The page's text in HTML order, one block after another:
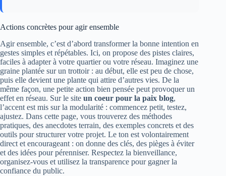
Actions concrètes pour agir ensemble
Agir ensemble, c’est d’abord transformer la bonne intention en
gestes simples et répétables. Ici, on propose des pistes claires,
faciles à adapter à votre quartier ou votre réseau. Imaginez une
graine plantée sur un trottoir : au début, elle est peu de chose,
puis elle devient une plante qui attire d’autres vies. De la
même façon, une petite action bien pensée peut provoquer un
effet en réseau. Sur le site un coeur pour la paix blog,
l’accent est mis sur la modularité : commencez petit, testez,
ajustez. Dans cette page, vous trouverez des méthodes
pratiques, des anecdotes terrain, des exemples concrets et des
outils pour structurer votre projet. Le ton est volontairement
direct et encourageant : on donne des clés, des pièges à éviter
et des idées pour pérenniser. Respectez la bienveillance,
organisez-vous et utilisez la transparence pour gagner la
confiance du public.